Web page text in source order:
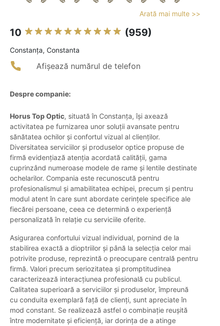
Arată mai multe >>
10 (959)
Constanţa, Constanta
Afișează numărul de telefon
Despre companie:
Horus Top Optic, situată în Constanța, își axează
activitatea pe furnizarea unor soluții avansate pentru
sănătatea ochilor și confortul vizual al clienților.
Diversitatea serviciilor și produselor optice propuse de
firmă evidențiază atenția acordată calității, gama
cuprinzând numeroase modele de rame și lentile destinate
ochelarilor. Compania este recunoscută pentru
profesionalismul și amabilitatea echipei, precum și pentru
modul atent în care sunt abordate cerințele specifice ale
fiecărei persoane, ceea ce determină o experiență
personalizată în relație cu serviciile oferite.
Asigurarea confortului vizual individual, pornind de la
stabilirea exactă a dioptriilor și până la selecția celor mai
potrivite produse, reprezintă o preocupare centrală pentru
firmă. Valori precum seriozitatea și promptitudinea
caracterizează interacțiunea profesională cu publicul.
Calitatea superioară a serviciilor și produselor, împreună
cu conduita exemplară față de clienți, sunt apreciate în
mod constant. Se realizează astfel o combinație reușită
între modernitate și eficiență, iar dorința de a atinge